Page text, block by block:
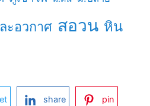
ะอวกาศ สอวน หิน
share pin